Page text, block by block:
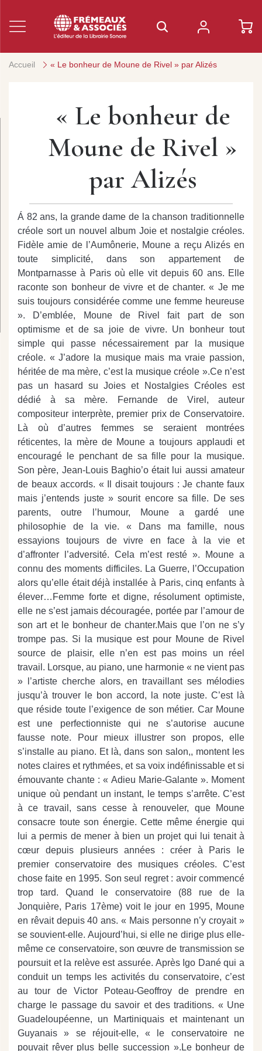
Accueil « Le bonheur de Moune de Rivel » par Alizés
« Le bonheur de
Moune de Rivel »
par Alizés
Á 82 ans, la grande dame de la chanson traditionnelle
créole sort un nouvel album Joie et nostalgie créoles.
Fidèle amie de l’Aumônerie, Moune a reçu Alizés en
toute simplicité, dans son appartement de
Montparnasse à Paris où elle vit depuis 60 ans. Elle
raconte son bonheur de vivre et de chanter. « Je me
suis toujours considérée comme une femme heureuse
». D’emblée, Moune de Rivel fait part de son
optimisme et de sa joie de vivre. Un bonheur tout
simple qui passe nécessairement par la musique
créole. « J’adore la musique mais ma vraie passion,
héritée de ma mère, c’est la musique créole ».Ce n’est
pas un hasard su Joies et Nostalgies Créoles est
dédié à sa mère. Fernande de Virel, auteur
compositeur interprète, premier prix de Conservatoire.
Là où d’autres femmes se seraient montrées
réticentes, la mère de Moune a toujours applaudi et
encouragé le penchant de sa fille pour la musique.
Son père, Jean-Louis Baghio’o était lui aussi amateur
de beaux accords. « Il disait toujours : Je chante faux
mais j’entends juste » sourit encore sa fille. De ses
parents, outre l’humour, Moune a gardé une
philosophie de la vie. « Dans ma famille, nous
essayions toujours de vivre en face à la vie et
d’affronter l’adversité. Cela m’est resté ». Moune a
connu des moments difficiles. La Guerre, l’Occupation
alors qu’elle était déjà installée à Paris, cinq enfants à
élever…Femme forte et digne, résolument optimiste,
elle ne s’est jamais découragée, portée par l’amour de
son art et le bonheur de chanter.Mais que l’on ne s’y
trompe pas. Si la musique est pour Moune de Rivel
source de plaisir, elle n’en est pas moins un réel
travail. Lorsque, au piano, une harmonie « ne vient pas
» l’artiste cherche alors, en travaillant ses mélodies
jusqu’à trouver le bon accord, la note juste. C’est là
que réside toute l’exigence de son métier. Car Moune
est une perfectionniste qui ne s’autorise aucune
fausse note. Pour mieux illustrer son propos, elle
s’installe au piano. Et là, dans son salon,, montent les
notes claires et rythmées, et sa voix indéfinissable et si
émouvante chante : « Adieu Marie-Galante ». Moment
unique où pendant un instant, le temps s’arrête. C’est
à ce travail, sans cesse à renouveler, que Moune
consacre toute son énergie. Cette même énergie qui
lui a permis de mener à bien un projet qui lui tenait à
cœur depuis plusieurs années : créer à Paris le
premier conservatoire des musiques créoles. C’est
chose faite en 1995. Son seul regret : avoir commencé
trop tard. Quand le conservatoire (88 rue de la
Jonquière, Paris 17ème) voit le jour en 1995, Moune
en rêvait depuis 40 ans. « Mais personne n’y croyait »
se souvient-elle. Aujourd’hui, si elle ne dirige plus elle-
même ce conservatoire, son œuvre de transmission se
poursuit et la relève est assurée. Après Igo Dané qui a
conduit un temps les activités du conservatoire, c’est
au tour de Victor Poteau-Geoffroy de prendre en
charge le passage du savoir et des traditions. « Une
Guadeloupéenne, un Martiniquais et maintenant un
Guyanais » se réjouit-elle, « le conservatoire ne
pouvait rêver plus belle succession ».Le bonheur de